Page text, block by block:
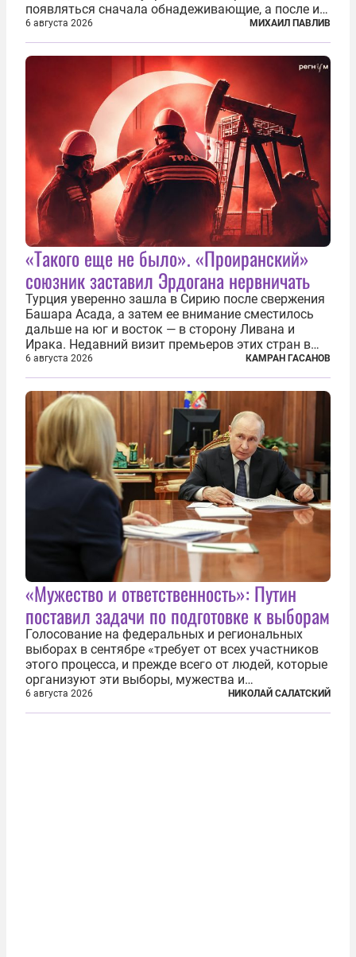
появляться сначала обнадеживающие, а после и
вовсе бравурные заявления про некий «перелом»
в войне. Вероятно, в сознании первых лиц
киевского режима и стоящих за ними...
6 августа 2026 МИХАИЛ ПАВЛИВ
«Такого еще не было». «Проиранский»
союзник заставил Эрдогана нервничать
Турция уверенно зашла в Сирию после свержения
Башара Асада, а затем ее внимание сместилось
дальше на юг и восток — в сторону Ливана и
Ирака. Недавний визит премьеров этих стран в
Анкару, договоры об участии турецкой компании
TPAO в разработке нефти иракского Киркука и
«Дороги развития» подтверждают...
6 августа 2026 КАМРАН ГАСАНОВ
«Мужество и ответственность»: Путин
поставил задачи по подготовке к выборам
Голосование на федеральных и региональных
выборах в сентябре «требует от всех участников
этого процесса, и прежде всего от людей, которые
организуют эти выборы, мужества и
ответственного отношения к формированию
власти», — подчеркнул президент Владимир Путин
6 августа 2026 НИКОЛАЙ САЛАТСКИЙ